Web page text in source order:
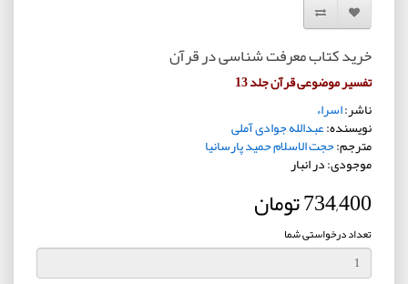
افزودن به لیست دلخواه
مقایسه این محصول
خرید کتاب معرفت شناسی در قرآن
تفسیر موضوعی قرآن جلد 13
ناشر:اسراء
نویسنده:عبدالله جوادی آملی
مترجم:حجت الاسلام حمید پارسانیا
موجودی: در انبار
734,400 تومان
تعداد درخواستی شما